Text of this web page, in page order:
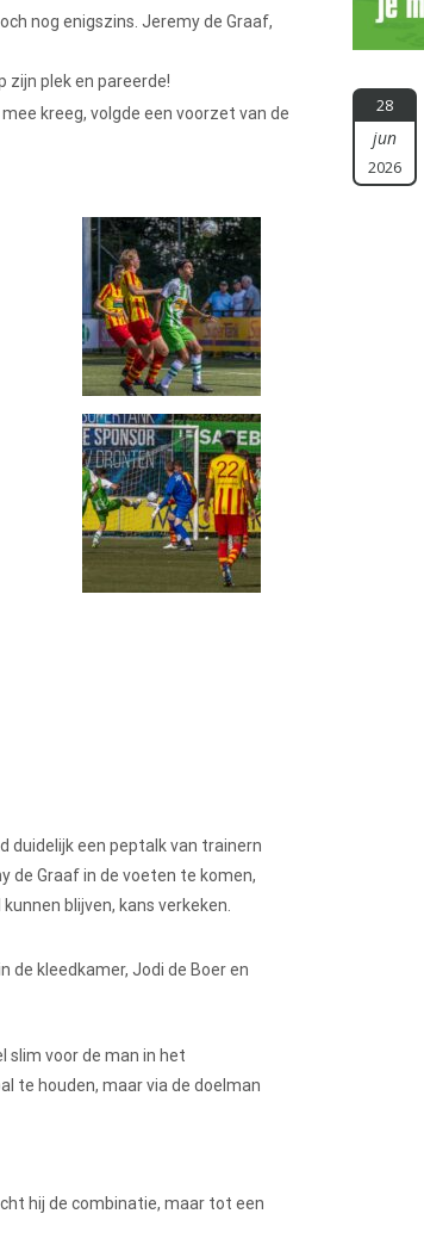
nog enigszins. Jeremy de Graaf,
zijn plek en pareerde!
kreeg, volgde een voorzet van de
duidelijk een peptalk van trainern
de Graaf in de voeten te komen,
blijven, kans verkeken.
de kleedkamer, Jodi de Boer en
slim voor de man in het
te houden, maar via de doelman
hij de combinatie, maar tot een
28
jun
2026